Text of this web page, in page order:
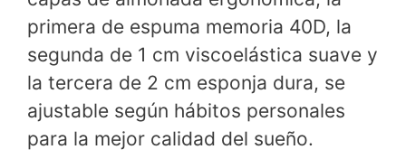
primera de espuma memoria 40D, la
segunda de 1 cm viscoelástica suave y
la tercera de 2 cm esponja dura, se
ajustable según hábitos personales
para la mejor calidad del sueño.